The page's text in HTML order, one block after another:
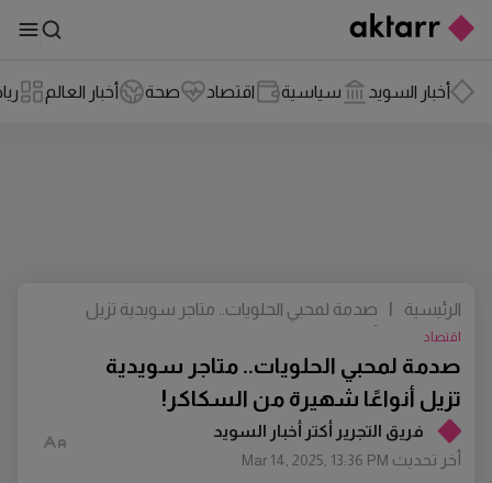
أخبار السويد سياسية اقتصاد صحة أخبار العالم
فريق التجرير أكتر أخبار السويد
أخر تحديث Mar 14, 2025, 13:36 PM
صدمة لمحبي الحلويات.. متاجر سويدية
تزيل أنواعًا شهيرة من السكاكر!
اقتصاد
الرئيسية
صدمة لمحبي الحلويات.. متاجر سويدية تزيل